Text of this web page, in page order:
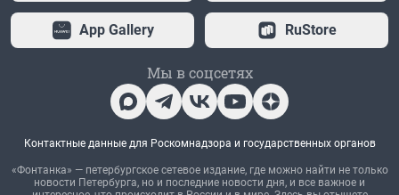
App Gallery RuStore
Мы в соцсетях
Контактные данные для Роскомнадзора и государственных органов
«Фонтанка» — петербургское сетевое издание, где можно найти не только
новости Петербурга, но и последние новости дня, и все важное и